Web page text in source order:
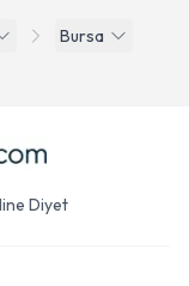
Bursa
Diyet